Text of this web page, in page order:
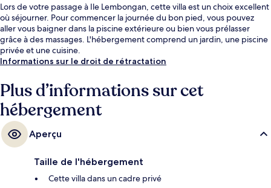
Lors de votre passage à Ile Lembongan, cette villa est un choix excellent
où séjourner. Pour commencer la journée du bon pied, vous pouvez
aller vous baigner dans la piscine extérieure ou bien vous prélasser
grâce à des massages. L'hébergement comprend un jardin, une piscine
privée et une cuisine.
Informations sur le droit de rétractation
Plus d’informations sur cet
hébergement
Aperçu
Taille de l'hébergement
Cette villa dans un cadre privé